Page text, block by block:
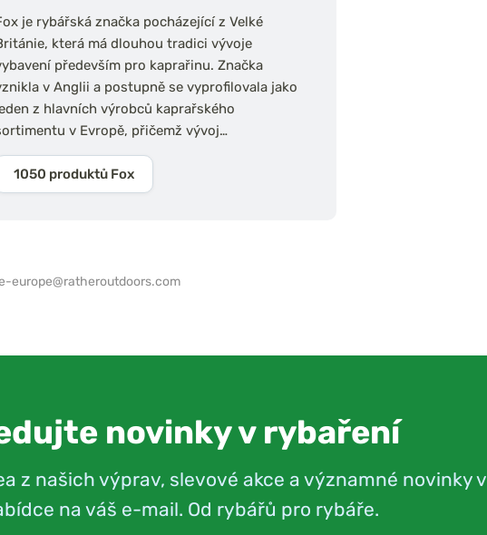
je rybářská značka pocházející z Velké
která má dlouhou tradici vývoje
především pro kaprařinu. Značka
v Anglii a postupně se vyprofilovala jako
z hlavních výrobců kaprařského
v Evropě, přičemž vývoj…
1050 produktů Fox
europe@ratheroutdoors.com
novinky v rybaření
z našich výprav, slevové akce a významné novinky v
na váš e-mail. Od rybářů pro rybáře.